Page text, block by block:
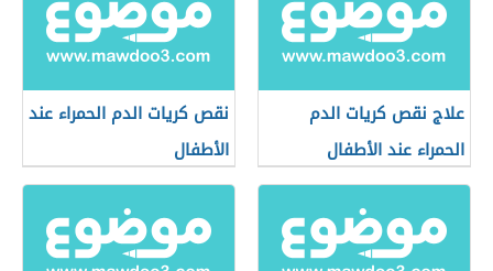
علاج نقص كريات الدم
الحمراء عند الأطفال
نقص كريات الدم الحمراء عند
الأطفال